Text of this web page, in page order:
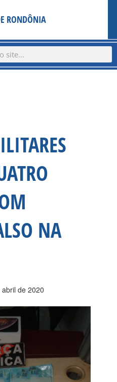
RONDÔNIA
NA
de 2020